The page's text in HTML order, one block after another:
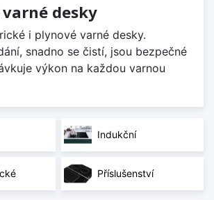
desky
i plynové varné desky.
snadno se čistí, jsou bezpečné
výkon na každou varnou
Indukční
Příslušenství